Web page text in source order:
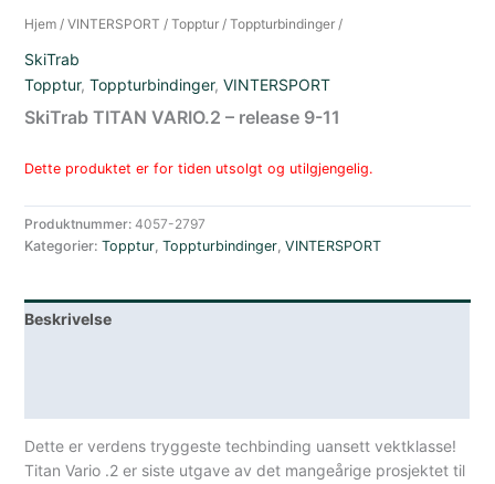
Hjem /VINTERSPORT /Topptur /Toppturbindinger /
SkiTrab
Topptur,Toppturbindinger,VINTERSPORT
SkiTrab TITAN VARIO.2 – release 9-11
Dette produktet er for tiden utsolgt og utilgjengelig.
Produktnummer:4057-2797
Kategorier:Topptur,Toppturbindinger,VINTERSPORT
Beskrivelse
Dette er verdens tryggeste techbinding uansett vektklasse!
Titan Vario .2 er siste utgave av det mangeårige prosjektet til